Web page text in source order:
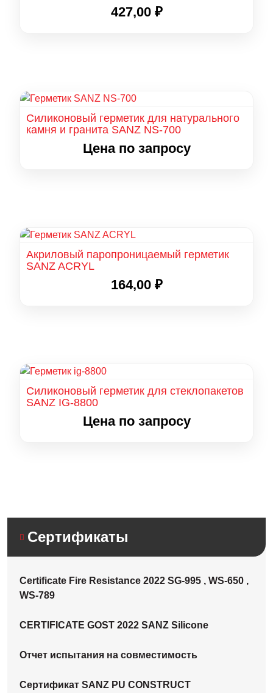
427,00 ₽
Силиконовый герметик для натурального
камня и гранита SANZ NS-700
Цена по запросу
Акриловый паропроницаемый герметик
SANZ ACRYL
164,00 ₽
Силиконовый герметик для стеклопакетов
SANZ IG-8800
Цена по запросу
Сертификаты
Certificate Fire Resistance 2022 SG-995 , WS-650 ,
WS-789
CERTIFICATE GOST 2022 SANZ Silicone
Отчет испытания на совместимость
Сертификат SANZ PU CONSTRUCT